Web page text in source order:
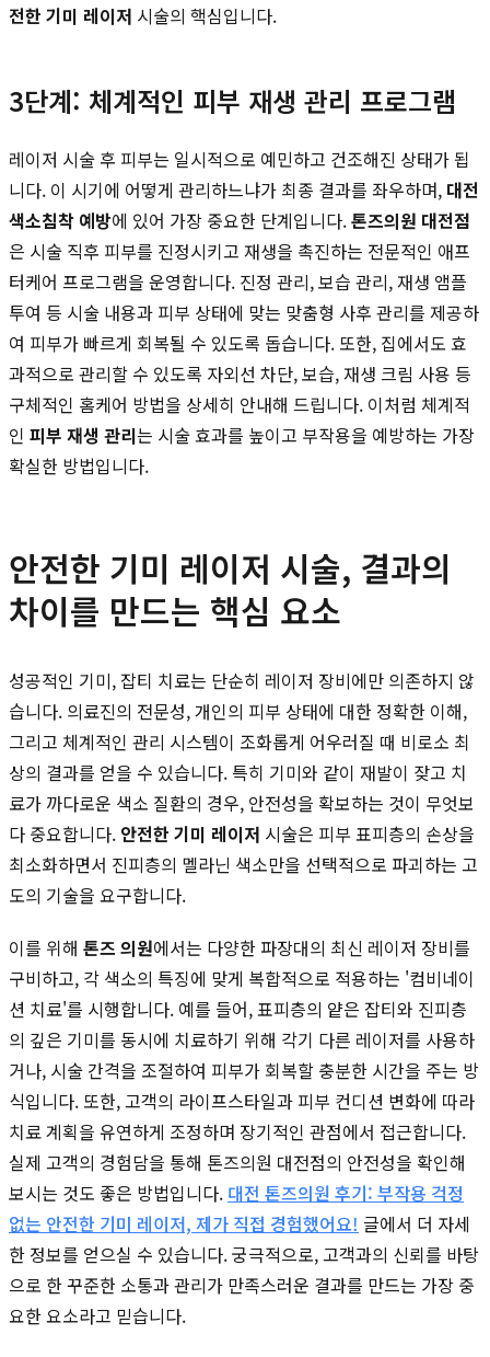
전한 기미 레이저 시술의 핵심입니다.
3단계: 체계적인 피부 재생 관리 프로그램
레이저 시술 후 피부는 일시적으로 예민하고 건조해진 상태가 됩
니다. 이 시기에 어떻게 관리하느냐가 최종 결과를 좌우하며, 대전
색소침착 예방에 있어 가장 중요한 단계입니다.톤즈의원 대전점
은 시술 직후 피부를 진정시키고 재생을 촉진하는 전문적인 애프
터케어 프로그램을 운영합니다. 진정 관리, 보습 관리, 재생 앰플
투여 등 시술 내용과 피부 상태에 맞는 맞춤형 사후 관리를 제공하
여 피부가 빠르게 회복될 수 있도록 돕습니다. 또한, 집에서도 효
과적으로 관리할 수 있도록 자외선 차단, 보습, 재생 크림 사용 등
구체적인 홈케어 방법을 상세히 안내해 드립니다. 이처럼 체계적
인 피부 재생 관리는 시술 효과를 높이고 부작용을 예방하는 가장
확실한 방법입니다.
안전한 기미 레이저 시술, 결과의
차이를 만드는 핵심 요소
성공적인 기미, 잡티 치료는 단순히 레이저 장비에만 의존하지 않
습니다. 의료진의 전문성, 개인의 피부 상태에 대한 정확한 이해,
그리고 체계적인 관리 시스템이 조화롭게 어우러질 때 비로소 최
상의 결과를 얻을 수 있습니다. 특히 기미와 같이 재발이 잦고 치
료가 까다로운 색소 질환의 경우, 안전성을 확보하는 것이 무엇보
다 중요합니다. 안전한 기미 레이저 시술은 피부 표피층의 손상을
최소화하면서 진피층의 멜라닌 색소만을 선택적으로 파괴하는 고
도의 기술을 요구합니다.
이를 위해 톤즈 의원에서는 다양한 파장대의 최신 레이저 장비를
구비하고, 각 색소의 특징에 맞게 복합적으로 적용하는 '컴비네이
션 치료'를 시행합니다. 예를 들어, 표피층의 얕은 잡티와 진피층
의 깊은 기미를 동시에 치료하기 위해 각기 다른 레이저를 사용하
거나, 시술 간격을 조절하여 피부가 회복할 충분한 시간을 주는 방
식입니다. 또한, 고객의 라이프스타일과 피부 컨디션 변화에 따라
치료 계획을 유연하게 조정하며 장기적인 관점에서 접근합니다.
실제 고객의 경험담을 통해 톤즈의원 대전점의 안전성을 확인해
보시는 것도 좋은 방법입니다. 대전 톤즈의원 후기: 부작용 걱정
없는 안전한 기미 레이저, 제가 직접 경험했어요! 글에서 더 자세
한 정보를 얻으실 수 있습니다. 궁극적으로, 고객과의 신뢰를 바탕
으로 한 꾸준한 소통과 관리가 만족스러운 결과를 만드는 가장 중
요한 요소라고 믿습니다.